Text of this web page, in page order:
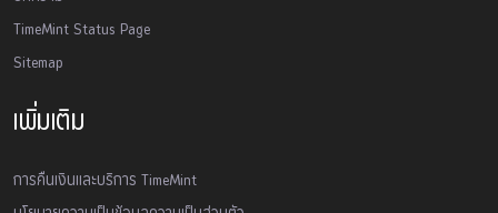
TimeMint Status Page
Sitemap
เพิ่มเติม
การคืนเงินและบริการ TimeMint